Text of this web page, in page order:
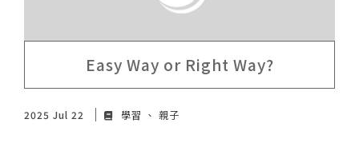
Easy Way or Right Way?
2025 Jul 22 學習 親子